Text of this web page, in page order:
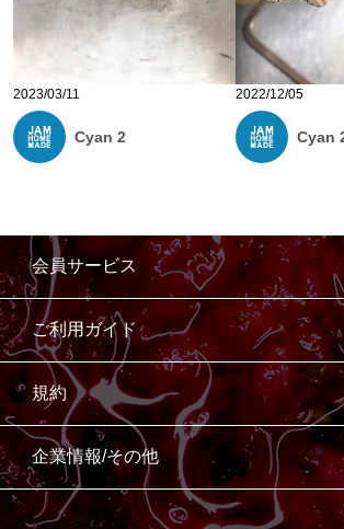
2023/03/11
Cyan 2
2022/12/05
Cyan
会員サービス
ご利用ガイド
規約
企業情報/その他